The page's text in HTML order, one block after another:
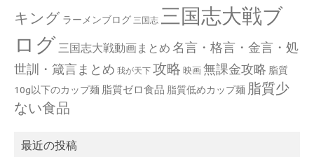
キング ラーメンブログ 三国志 三国志大戦ブ
ログ 三国志大戦動画まとめ 名言・格言・金言・処
世訓・箴言まとめ 我が天下 攻略 映画 無課金攻略 脂質
10g以下のカップ麺 脂質ゼロ食品 脂質低めカップ麺 脂質少
ない食品
最近の投稿